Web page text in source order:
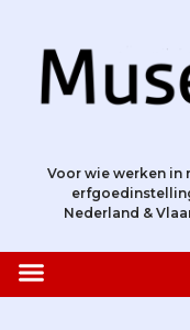
Voor wie werken in
Nederland &